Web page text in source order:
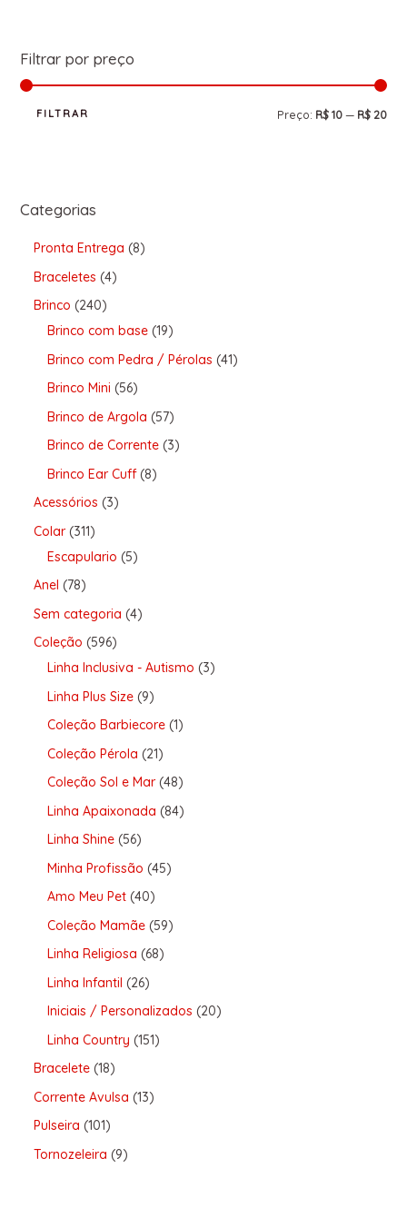
Filtrar por preço
FILTRAR Preço: R$ 10 — R$ 20
Categorias
Pronta Entrega 8
Braceletes 4
Brinco 240
Brinco com base 19
Brinco com Pedra / Pérolas 41
Brinco Mini 56
Brinco de Argola 57
Brinco de Corrente 3
Brinco Ear Cuff 8
Acessórios 3
Colar 311
Escapulario 5
Anel 78
Sem categoria 4
Coleção 596
Linha Inclusiva - Autismo 3
Linha Plus Size 9
Coleção Barbiecore 1
Coleção Pérola 21
Coleção Sol e Mar 48
Linha Apaixonada 84
Linha Shine 56
Minha Profissão 45
Amo Meu Pet 40
Coleção Mamãe 59
Linha Religiosa 68
Linha Infantil 26
Iniciais / Personalizados 20
Linha Country 151
Bracelete 18
Corrente Avulsa 13
Pulseira 101
Tornozeleira 9